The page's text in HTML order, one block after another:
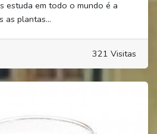
estuda em todo o mundo é a
as plantas...
321 Visitas